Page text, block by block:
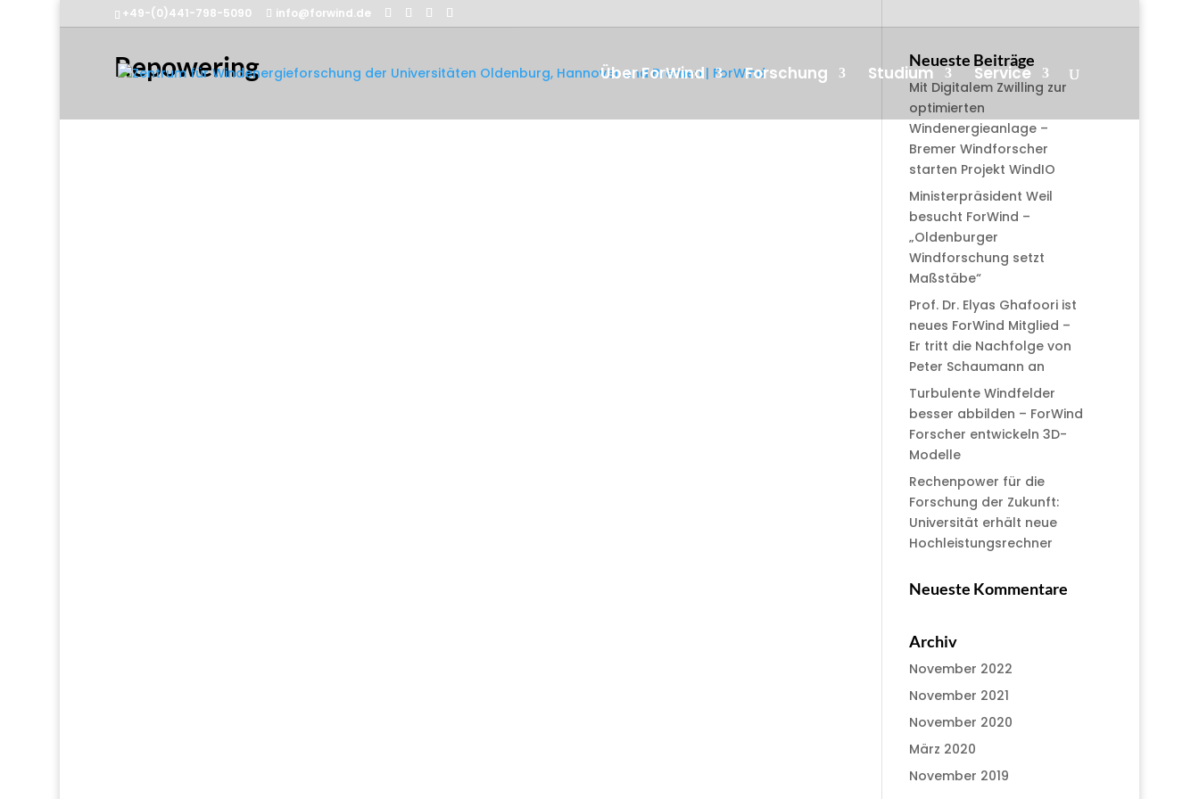
+49-(0)441-798-5090 info@forwind.de
Über ForWind Forschung Studium Service
Repowering Neueste Beiträge
Mit Digitalem Zwilling zur
optimierten
Windenergieanlage –
Bremer Windforscher
starten Projekt WindIO
Ministerpräsident Weil
besucht ForWind –
„Oldenburger
Windforschung setzt
Maßstäbe“
Prof. Dr. Elyas Ghafoori ist
neues ForWind Mitglied –
Er tritt die Nachfolge von
Peter Schaumann an
Turbulente Windfelder
besser abbilden – ForWind
Forscher entwickeln 3D-
Modelle
Rechenpower für die
Forschung der Zukunft:
Universität erhält neue
Hochleistungsrechner
Neueste Kommentare
Archiv
November 2022
November 2021
November 2020
März 2020
November 2019